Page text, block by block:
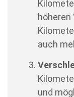
höheren
auch
und